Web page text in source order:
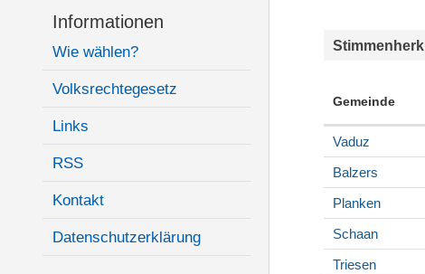
Informationen
Wie wählen?
Volksrechtegesetz
Links
RSS
Kontakt
Datenschutzerklärung
Gemeinde
Vaduz
Balzers
Planken
Schaan
Triesen